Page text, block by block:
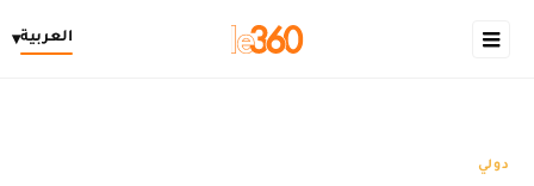
العربية▾
دولي